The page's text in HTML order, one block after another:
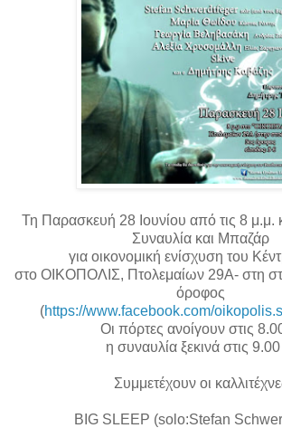
Τη Παρασκευή 28 Ιουνίου από τις 8 μ.μ.
Συναυλία και Μπαζάρ
για οικονομική ενίσχυση του
στο ΟΙΚΟΠΟΛΙΣ, Πτολεμαίων 29Α- στη
όροφος
(https://www.facebook.com/
Οι πόρτες ανοίγουν στις
η συναυλία ξεκινά στις
Συμμετέχουν οι
BIG SLEEP (solo:Stefan